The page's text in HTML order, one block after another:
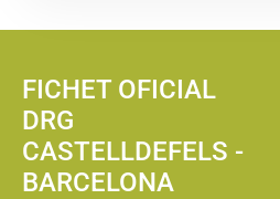
FICHET OFICIAL
DRG
CASTELLDEFELS -
BARCELONA